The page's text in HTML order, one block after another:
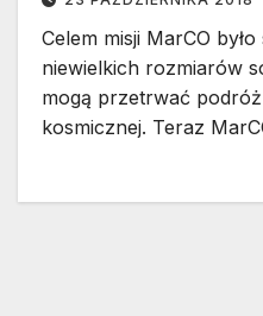
Celem misji MarCO
niewielkich rozmiarów
mogą przetrwać
kosmicznej. Teraz